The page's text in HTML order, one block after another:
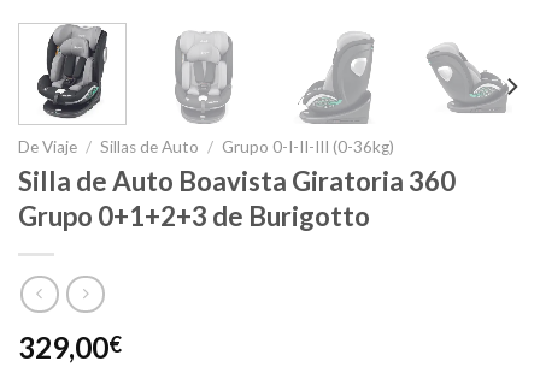
De Viaje / Sillas de Auto / Grupo 0-I-II-III (0-36kg)
Silla de Auto Boavista Giratoria 360
Grupo 0+1+2+3 de Burigotto
329,00€